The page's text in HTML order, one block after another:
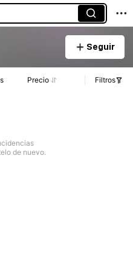
Seguir
Precio Filtros
de nuevo.